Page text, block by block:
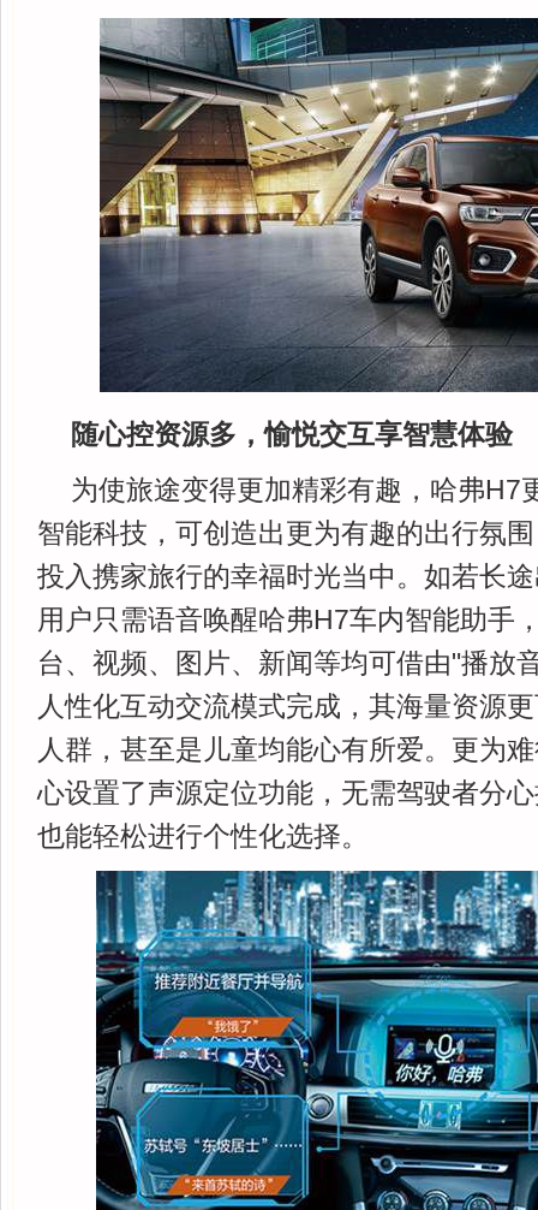
随心控资源多，愉悦交互享智慧体验
为使旅途变得更加精彩有趣，哈弗H7
智能科技，可创造出更为有趣的出行氛
投入携家旅行的幸福时光当中。如若长
用户只需语音唤醒哈弗H7车内智能助手
台、视频、图片、新闻等均可借由"播放
人性化互动交流模式完成，其海量资源
人群，甚至是儿童均能心有所爱。更为
心设置了声源定位功能，无需驾驶者分
也能轻松进行个性化选择。